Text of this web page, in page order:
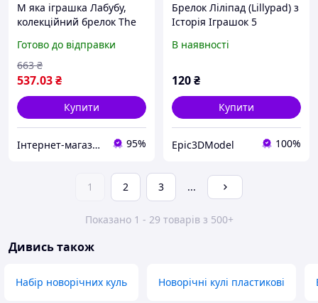
М яка іграшка Лабубу,
колекційний брелок The
(випадковий) 17 см
Готово до відправки
537.03₴
663 ₴
Купити
Інтернет-магазин товарів для дому "The Rechi" 95%
Брелок Ліліпад (Lillypad) з
Історія Іграшок 5
рюкзак 3D друк
В наявності
120₴
Купити
Epic3DModel 100%
1 2 3 ...
Показано 1 - 29 товарів з 500+
Дивись також
Набір новорічних куль Новорічні кулі пластикові